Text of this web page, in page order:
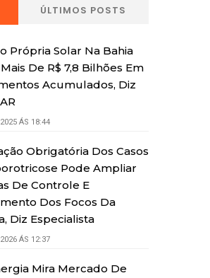
ÚLTIMOS POSTS
Própria Solar Na Bahia
De R$ 7,8 Bilhões Em
Acumulados, Diz
ÁS 18:44
Obrigatória Dos Casos
Pode Ampliar
De Controle E
Dos Focos Da
Diz Especialista
ÁS 12:37
Mira Mercado De